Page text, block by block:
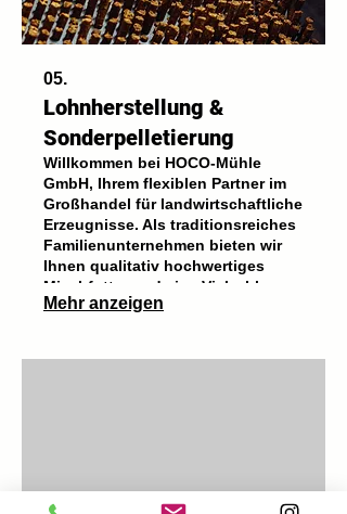
05.
Lohnherstellung &
Sonderpelletierung
Willkommen bei HOCO-Mühle
GmbH, Ihrem flexiblen Partner im
Großhandel für landwirtschaftliche
Erzeugnisse. Als traditionsreiches
Familienunternehmen bieten wir
Ihnen qualitativ hochwertiges
Mischfutter und eine Vielzahl an
Agrarerzeugnissen zu einem
Mehr anzeigen